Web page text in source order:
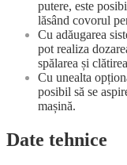
putere, este
lăsând covorul
Cu adăugarea
pot realiza
spălarea și
Cu unealta
posibil să se
mașină.
Date tehnice